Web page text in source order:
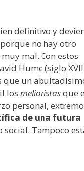
definitivo y
no hay otro
mal. Con estos
Hume (siglo
que un
los melioristasque
personal, extremo
de una futura
social. Tampoco